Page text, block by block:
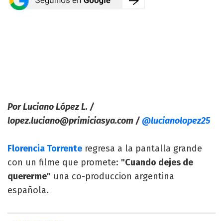
Por Luciano López L. /
lopez.luciano@primiciasya.com /@lucianolopez25
Florencia Torrente regresa a la pantalla grande
con un filme que promete: "Cuando dejes de
quererme" una co-produccion argentina
española.